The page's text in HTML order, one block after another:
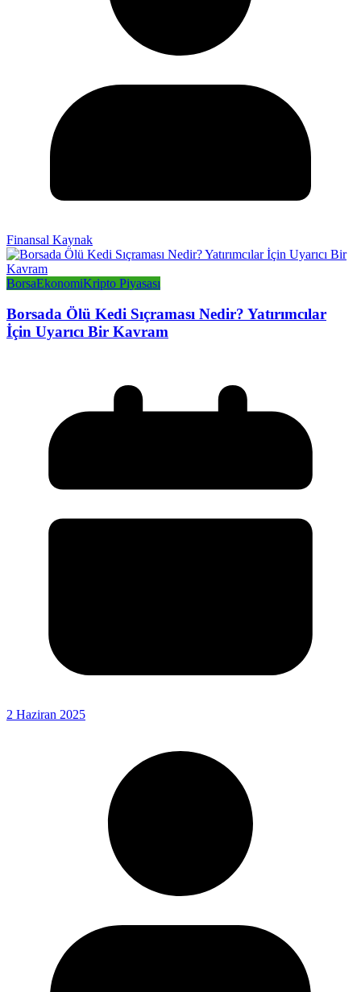
Finansal Kaynak
BorsaEkonomiKripto Piyasası
Borsada Ölü Kedi Sıçraması Nedir? Yatırımcılar
İçin Uyarıcı Bir Kavram
2 Haziran 2025